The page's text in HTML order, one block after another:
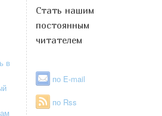
в
Стать нашим
постоянным
читателем
по E-mail
по Rss